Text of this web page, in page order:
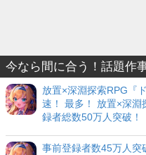
今なら間に合う！話題作
放置×深淵探索RPG『
速！ 最多！ 放置×深淵
録者総数50万人突破！
事前登録者数45万人突